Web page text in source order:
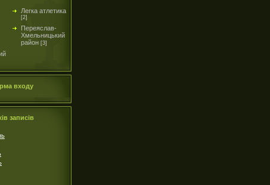
Легка атлетика
[2]
Переяслав-
Хмельницький
район [3]
входу
записів